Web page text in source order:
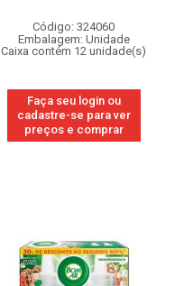
Código: 324060
Embalagem: Unidade
Caixa contém 12 unidade(s)
Faça seu login ou
cadastre-se para ver
preços e comprar